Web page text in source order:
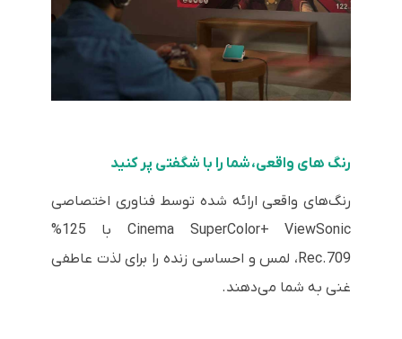
رنگ های واقعی، شما را با شگفتی پر کنید
رنگ‌های واقعی ارائه شده توسط فناوری اختصاصی
Cinema SuperColor+ ViewSonic با 125%
Rec.709، لمس و احساسی زنده را برای لذت عاطفی
غنی به شما می‌دهند.